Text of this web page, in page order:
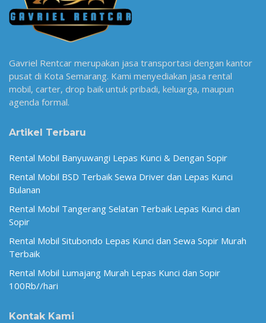
Gavriel Rentcar merupakan jasa transportasi dengan kantor
pusat di Kota Semarang. Kami menyediakan jasa rental
mobil, carter, drop baik untuk pribadi, keluarga, maupun
agenda formal.
Artikel Terbaru
Rental Mobil Banyuwangi Lepas Kunci & Dengan Sopir
Rental Mobil BSD Terbaik Sewa Driver dan Lepas Kunci
Bulanan
Rental Mobil Tangerang Selatan Terbaik Lepas Kunci dan
Sopir
Rental Mobil Situbondo Lepas Kunci dan Sewa Sopir Murah
Terbaik
Rental Mobil Lumajang Murah Lepas Kunci dan Sopir
100Rb//hari
Kontak Kami